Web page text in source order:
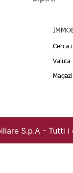
Cerca
Valuta
S.p.A - Tutti i